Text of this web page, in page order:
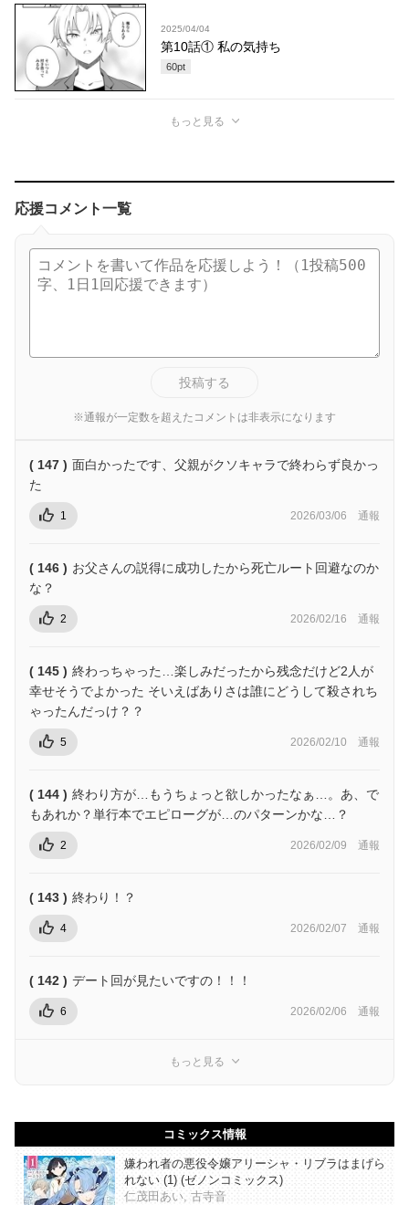
2025/04/04
第10話① 私の気持ち
60pt
もっと見る
応援コメント一覧
投稿する
※通報が一定数を超えたコメントは非表示になります
( 147 ) 面白かったです、父親がクソキャラで終わらず良かっ
た
1 2026/03/06 通報
( 146 ) お父さんの説得に成功したから死亡ルート回避なのか
な？
2 2026/02/16 通報
( 145 ) 終わっちゃった…楽しみだったから残念だけど2人が
幸せそうでよかった そいえばありさは誰にどうして殺されち
ゃったんだっけ？？
5 2026/02/10 通報
( 144 ) 終わり方が…もうちょっと欲しかったなぁ…。あ、で
もあれか？単行本でエピローグが…のパターンかな…？
2 2026/02/09 通報
( 143 ) 終わり！？
4 2026/02/07 通報
( 142 ) デート回が見たいですの！！！
6 2026/02/06 通報
もっと見る
コミックス情報
嫌われ者の悪役令嬢アリーシャ・リブラはまげら
れない (1) (ゼノンコミックス)
仁茂田あい, 古寺音